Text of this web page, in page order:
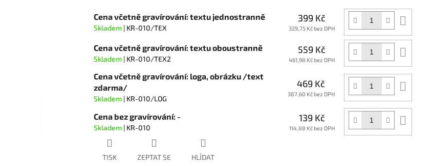
Cena včetně gravírování: textu jednostranně
Skladem | KR-010/TEX
399 Kč
329,75 Kč bez DPH
Cena včetně gravírování: textu oboustranně
Skladem | KR-010/TEX2
559 Kč
461,98 Kč bez DPH
Cena včetně gravírování: loga, obrázku /text
zdarma/
Skladem | KR-010/LOG
469 Kč
387,60 Kč bez DPH
Cena bez gravírování: -
Skladem | KR-010
139 Kč
114,88 Kč bez DPH
TISK ZEPTAT SE HLÍDAT